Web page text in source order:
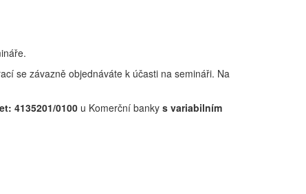
se závazně objednáváte k účasti na semináři. Na
4135201/0100 u Komerční banky s variabilním